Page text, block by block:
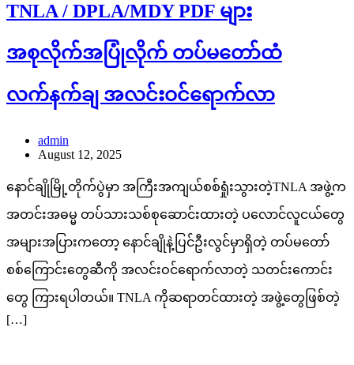
TNLA / DPLA/MDY PDF များ
အစုလိုက်အပြုံလိုက် တပ်မတော်ထံ
လက်နက်ချ အလင်းဝင်ရောက်လာ
admin
August 12, 2025
နောင်ချိုမြို့တိုက်ပွဲမှာ အကြီးအကျယ်စစ်ရှုံးသွားတဲ့TNLA အဖွဲ့က
အတင်းအဓမ္မ တပ်သားသစ်စုဆောင်းထားတဲ့ ပလောင်လူငယ်တွေ
အများအပြားကတော့ နောင်ချိုနဲ့ပြင်ဦးလွင်မှာရှိတဲ့ တပ်မတော်
စစ်ကြောင်းတွေဆီကို အလင်းဝင်ရောက်လာတဲ့ သတင်းကောင်း
တွေ ကြားရပါတယ်။ TNLA ကိုဆရာတင်ထားတဲ့ အဖွဲ့တွေဖြစ်တဲ့
[…]